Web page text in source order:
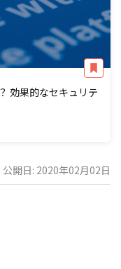
効果的なセキュリテ
公開日: 2020年02月02日